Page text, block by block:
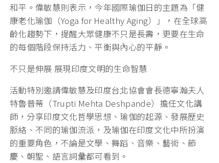
和平。偉敏慧則表示，今年國際瑜伽日的主題為「健
康老化瑜伽（Yoga for Healthy Aging）」，在全球高
齡化趨勢下，提醒大眾健康不只是長壽，更要在生命
的每個階段保持活力、平衡與內心的平靜。
不只是伸展 展現印度文明的生命智慧
活動特別邀請偉敏慧及印度台北協會會長德寧瀚夫人
特魯普蒂（Trupti Mehta Deshpande）擔任文化講
師，分享印度文化哲學思想、瑜伽的起源、發展歷史
脈絡、不同的瑜伽流派，及瑜伽在印度文化中所扮演
的重要角色，不論是文學、舞蹈、音樂、藝術、節
慶、朝聖、語言詞𢑥都可看到。